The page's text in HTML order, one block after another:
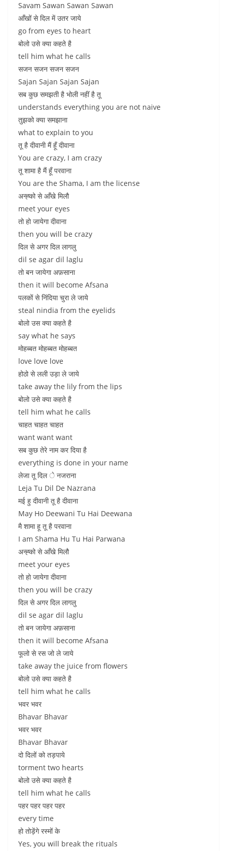
Savam Sawan Sawan Sawan
आँखों से दिल में उतर जाये
go from eyes to heart
बोलो उसे क्या कहते है
tell him what he calls
सजन सजन सजन सजन
Sajan Sajan Sajan Sajan
सब कुछ समझती है भोली नहीं है तू
understands everything you are not naive
तुझको क्या समझाना
what to explain to you
तू है दीवानी मैं हूँ दीवाना
You are crazy, I am crazy
तू शामा है मैं हूँ परवाना
You are the Shama, I am the license
अन्ह्को से आँखे मिलौ
meet your eyes
तो हो जायेगा दीवाना
then you will be crazy
दिल से अगर दिल लागलु
dil se agar dil laglu
तो बन जायेगा अफ़साना
then it will become Afsana
पलकों से निंदिया चुरा ले जाये
steal nindia from the eyelids
बोलो उस क्या कहते है
say what he says
मोहब्बत मोहब्बत मोहब्बत
love love love
होठो से लली उड़ा ले जाये
take away the lily from the lips
बोलो उसे क्या कहते है
tell him what he calls
चाहत चाहत चाहत
want want want
सब कुछ तेरे नाम कर दिया है
everything is done in your name
लेजा तू दिल े नजराना
Leja Tu Dil De Nazrana
मई हु दीवानी तू है दीवाना
May Ho Deewani Tu Hai Deewana
मै शामा हू तू है परवाना
I am Shama Hu Tu Hai Parwana
अन्ह्को से आँखे मिलौ
meet your eyes
तो हो जायेगा दीवाना
then you will be crazy
दिल से अगर दिल लागलु
dil se agar dil laglu
तो बन जायेगा अफ़साना
then it will become Afsana
फूलो से रस जो ले जाये
take away the juice from flowers
बोलो उसे क्या कहते है
tell him what he calls
भवर भवर
Bhavar Bhavar
भवर भवर
Bhavar Bhavar
दो दिलों को तड़पाये
torment two hearts
बोलो उसे क्या कहते है
tell him what he calls
पहर पहर पहर पहर
every time
हो तोड़ेंगे रस्मों के
Yes, you will break the rituals